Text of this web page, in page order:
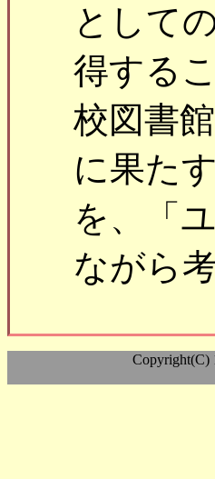
として
得する
校図書
に果た
を、「
ながら
Copyright(C)